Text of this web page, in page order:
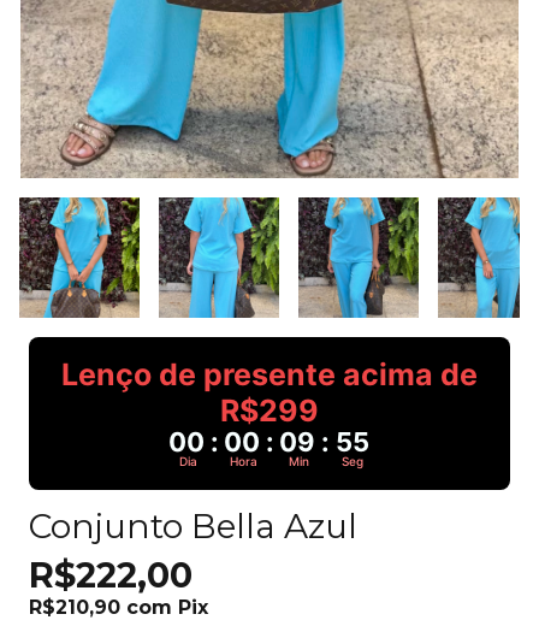
Lenço de presente acima de
R$299
00 : 00 : 09 : 55
Dia Hora Min Seg
Conjunto Bella Azul
R$222,00
R$210,90 com Pix